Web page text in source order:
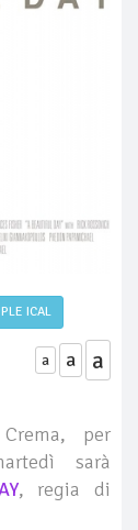
ICAL
a a a
per
sarà
, regia di